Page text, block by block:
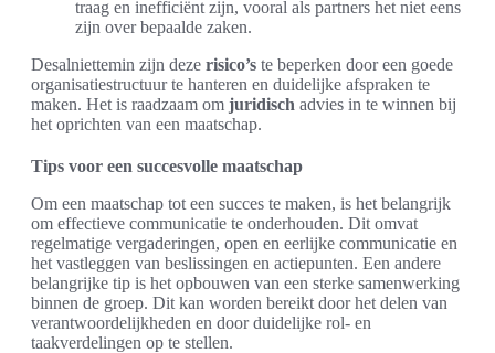
traag en inefficiënt zijn, vooral als partners het niet eens
zijn over bepaalde zaken.
Desalniettemin zijn deze risico’s te beperken door een goede
organisatiestructuur te hanteren en duidelijke afspraken te
maken. Het is raadzaam om juridisch advies in te winnen bij
het oprichten van een maatschap.
Tips voor een succesvolle maatschap
Om een maatschap tot een succes te maken, is het belangrijk
om effectieve communicatie te onderhouden. Dit omvat
regelmatige vergaderingen, open en eerlijke communicatie en
het vastleggen van beslissingen en actiepunten. Een andere
belangrijke tip is het opbouwen van een sterke samenwerking
binnen de groep. Dit kan worden bereikt door het delen van
verantwoordelijkheden en door duidelijke rol- en
taakverdelingen op te stellen.